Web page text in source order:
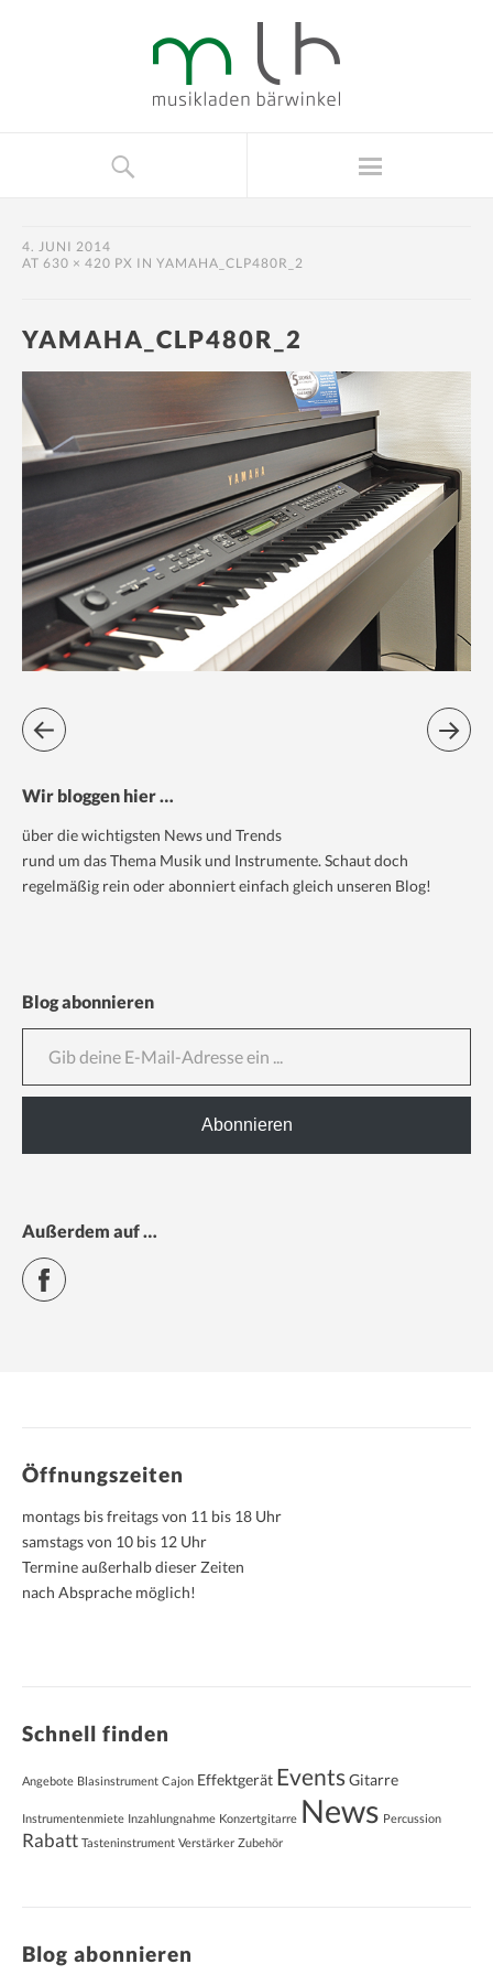
4. JUNI 2014
AT 630 × 420 PX IN YAMAHA_CLP480R_2
YAMAHA_CLP480R_2
Wir bloggen hier …
über die wichtigsten News und Trends
rund um das Thema Musik und Instrumente. Schaut doch
regelmäßig rein oder abonniert einfach gleich unseren Blog!
Blog abonnieren
Gib deine E-Mail-Adresse ein ...
Abonnieren
Außerdem auf …
Facebook
Öffnungszeiten
montags bis freitags von 11 bis 18 Uhr
samstags von 10 bis 12 Uhr
Termine außerhalb dieser Zeiten
nach Absprache möglich!
Schnell finden
Angebote Blasinstrument Cajon Effektgerät EventsGitarre
Instrumentenmiete Inzahlungnahme Konzertgitarre News Percussion
Rabatt Tasteninstrument Verstärker Zubehör
Blog abonnieren